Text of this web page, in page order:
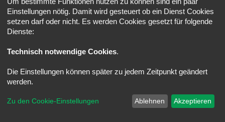
Registrieren
Alle Cookies löschen
Impressum
Kontakt
Powered by
® Forum Software © phpBB Limited
Deutsche Übersetzung durch
Einstellungen nötig. Damit wird gesteuert ob ein Dienst Cookies
setzen darf oder nicht. Es werden Cookies gesetzt für folgende
Dienste:
Technisch notwendige Cookies.
Die Einstellungen können später zu jedem Zeitpunkt geändert
werden.
Zu den Cookie-Einstellungen Ablehnen Akzeptieren